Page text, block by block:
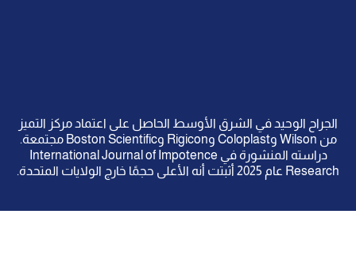
الجراح الوحيد في الشرق الأوسط الحاصل على اعتماد مركز التميز
من Wilson وColoplast وRigicon وBoston Scientific مجتمعة.
دراسته المنشورة في International Journal of Impotence
Research عام 2025 أثبتت أنه الأعلى حجمًا خارج الولايات المتحدة.